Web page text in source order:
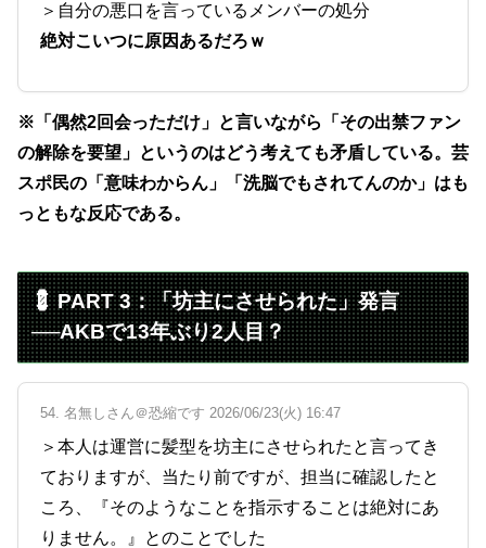
＞自分の悪口を言っているメンバーの処分
絶対こいつに原因あるだろｗ
※「偶然2回会っただけ」と言いながら「その出禁ファン
の解除を要望」というのはどう考えても矛盾している。芸
スポ民の「意味わからん」「洗脳でもされてんのか」はも
っともな反応である。
💈 PART 3：「坊主にさせられた」発言
──AKBで13年ぶり2人目？
54. 名無しさん＠恐縮です 2026/06/23(火) 16:47
＞本人は運営に髪型を坊主にさせられたと言ってき
ておりますが、当たり前ですが、担当に確認したと
ころ、『そのようなことを指示することは絶対にあ
りません。』とのことでした